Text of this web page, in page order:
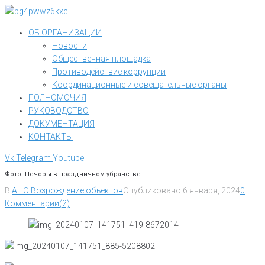
Перейти
контентуОБ ОРГАНИЗАЦИИ
Новости
Общественная площадка
Противодействие коррупции
Координационные и совещательные органы
ПОЛНОМОЧИЯ
РУКОВОДСТВО
ДОКУМЕНТАЦИЯ
КОНТАКТЫ
VkTelegram Youtube
Фото: Печоры в праздничном убранстве
В АНО Возрождение объектовОпубликовано 6 января, 20240
Комментарии(й)